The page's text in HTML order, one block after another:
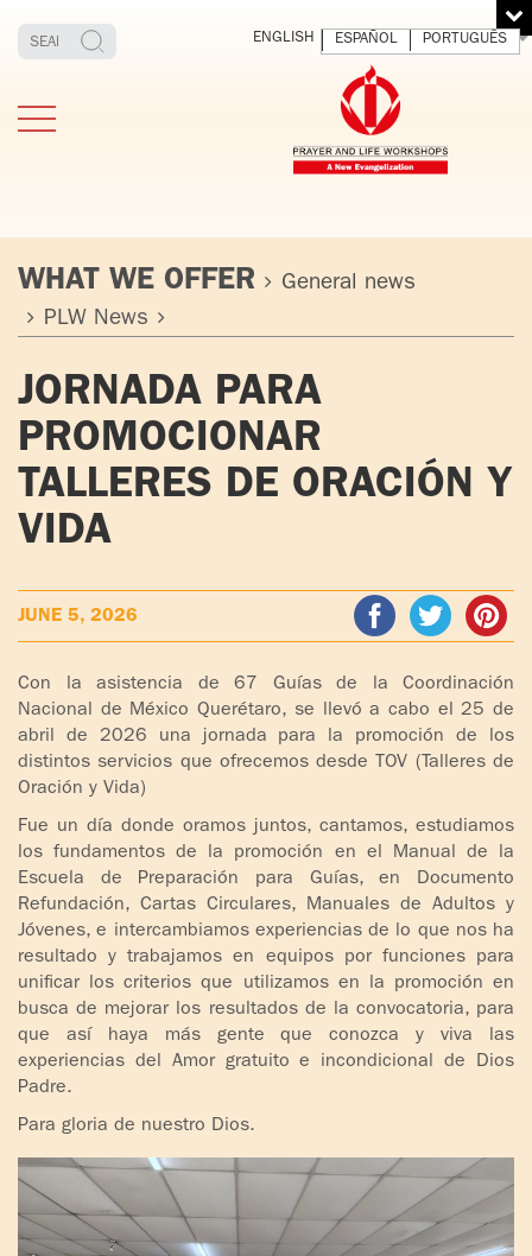
ADULTS
YOUNG ADULTS
PLW
PLW CHILDREN
COURSE
ENCOUNTERS –
EXPERIENCE OF
EVANGELIZATION
TALKS AND
MEETINGS
CÍRCULOS DE
ORACIÓN Y VIDA
FATHER
IGNACIO
ORBEGOZO
FATHER
IGNACIO
BOOKS
VIDEOS
AUDIOS
ENGLISH ESPAÑOL PORTUGUÊS
WHAT WE OFFER
General news
PLW News
JORNADA PARA
PROMOCIONAR
TALLERES DE ORACIÓN Y
VIDA
JUNE 5, 2026
Con la asistencia de 67 Guías de la Coordinación
Nacional de México Querétaro, se llevó a cabo el 25 de
abril de 2026 una jornada para la promoción de los
distintos servicios que ofrecemos desde TOV (Talleres de
Oración y Vida)
Fue un día donde oramos juntos, cantamos, estudiamos
los fundamentos de la promoción en el Manual de la
Escuela de Preparación para Guías, en Documento
Refundación, Cartas Circulares, Manuales de Adultos y
Jóvenes, e intercambiamos experiencias de lo que nos ha
resultado y trabajamos en equipos por funciones para
unificar los criterios que utilizamos en la promoción en
busca de mejorar los resultados de la convocatoria, para
que así haya más gente que conozca y viva las
experiencias del Amor gratuito e incondicional de Dios
Padre.
Para gloria de nuestro Dios.